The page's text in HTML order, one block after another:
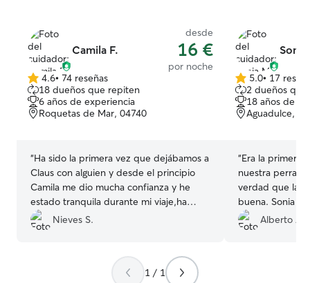
Camila F.
desde
16 €
por noche
4.6
de
5
estrellas
4.6• 74 reseñas
18 dueños que repiten
6 años de experiencia
Roquetas de Mar, 04740
“Ha sido la primera vez que dejábamos a
Claus con alguien y desde el principio
Camila me dio mucha confianza y he
estado tranquila durante mi viaje,ha
estado bien cuidado y en todo momento
he tenido información sobre el,sin duda
Nieves S.
5.0
de
5
estrellas
5.0• 17
2 dueños
18 años de
Aguadulce,
“Era la primera
nuestra perra
verdad que la
buena. Sonia
Maya, si alguna
repetiríamos
Alberto A.
1 / 1